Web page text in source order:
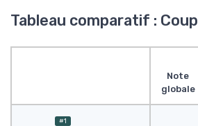
Tableau comparatif :
Note
globale
#1